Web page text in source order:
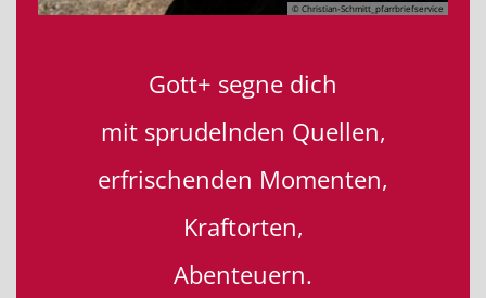
© Christian-Schmitt_pfarrbriefservice
Gott+ segne dich
mit sprudelnden Quellen,
erfrischenden Momenten,
Kraftorten,
Abenteuern.